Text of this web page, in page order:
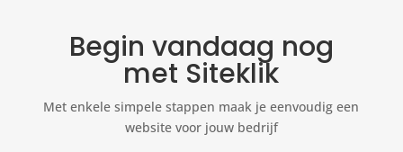
Begin vandaag nog
met Siteklik
Met enkele simpele stappen maak je eenvoudig een
website voor jouw bedrijf